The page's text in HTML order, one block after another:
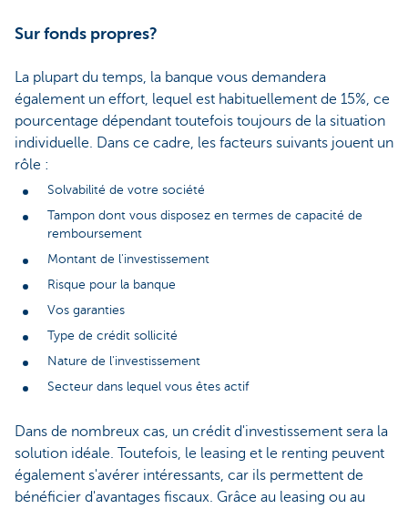
Sur fonds propres?
La plupart du temps, la banque vous demandera
également un effort, lequel est habituellement de 15%, ce
pourcentage dépendant toutefois toujours de la situation
individuelle. Dans ce cadre, les facteurs suivants jouent un
rôle :
Solvabilité de votre société
Tampon dont vous disposez en termes de capacité de
remboursement
Montant de l'investissement
Risque pour la banque
Vos garanties
Type de crédit sollicité
Nature de l'investissement
Secteur dans lequel vous êtes actif
Dans de nombreux cas, un crédit d'investissement sera la
solution idéale. Toutefois, le leasing et le renting peuvent
également s'avérer intéressants, car ils permettent de
bénéficier d'avantages fiscaux. Grâce au leasing ou au